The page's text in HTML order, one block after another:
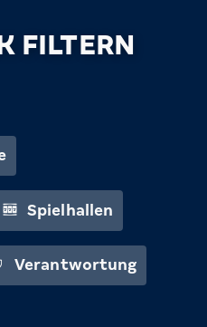
FILTERN
Spielhallen
Verantwortung